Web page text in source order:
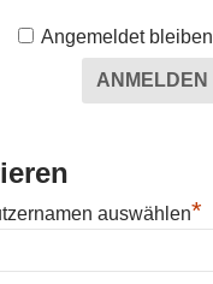
Angemeldet bleiben
auswählen*